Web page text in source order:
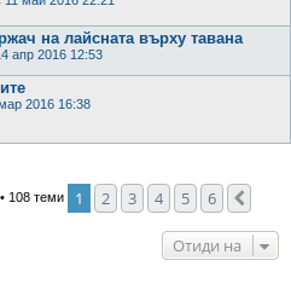
на лайсната върху тавана
апр 2016 12:53
2016 16:38
108 теми 1 2 3 4 5 6
Отиди на